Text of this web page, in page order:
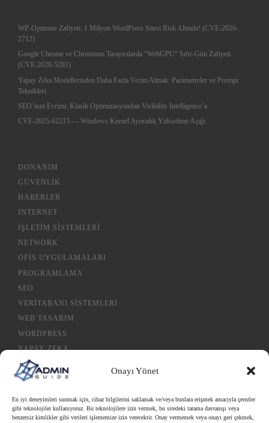
Onayı Yönet
En iyi deneyimleri sunmak için, cihaz bilgilerini saklamak ve/veya bunlara erişmek amacıyla çerezler
gibi teknolojiler kullanıyoruz. Bu teknolojilere izin vermek, bu sitedeki tarama davranışı veya
benzersiz kimlikler gibi verileri işlememize izin verecektir. Onay vermemek veya onayı geri çekmek,
WP-Optimize Zafiyeti: 1 Milyon WordPress Sitesi Risk Altında! (CVE-2026-
2712)
Google Chrome ve Chromium Tarayıcılarda “WebGPU” Sıfır-Gün Zafiyeti
(CVE-2026-5281)
Yapay Zeka Modellerinden Daha Fazla Verim Almak: Parametreler ve Prompt
Teknikleri
SEO’nun Evrimi: Klasik Optimizasyondan Visibility Intelligence’a
CVE-2025-62215 — Windows Kernel Ayrıcalık Yükseltme Açığı
DONANIM
GÜVENLIK
HABERLER
INTERNET
İŞLETIM SISTEMLERI
NETWORK
OFIS UYGULAMALARI
PROGRAMLAMA
SEO
VERITABANI SISTEMLERI
WEB TASARIM
WORDPRESS
YAPAY ZEKA
Çerez Politikası